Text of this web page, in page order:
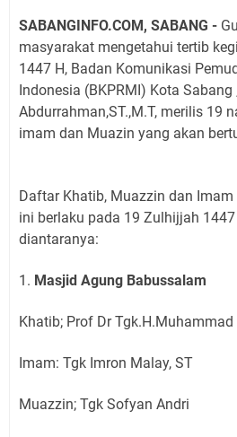
SABANGINFO.COM, SABANG -
masyarakat mengetahui tertib
1447 H, Badan Komunikasi
Indonesia (BKPRMI) Kota Sabang
Abdurrahman,ST.,M.T, merilis 19
imam dan Muazin yang akan
Daftar Khatib, Muazzin dan
ini berlaku pada 19 Zulhijjah
diantaranya:
1. Masjid Agung Babussalam
Khatib; Prof Dr
Imam: Tgk Imron Malay, ST
Muazzin; Tgk Sofyan Andri